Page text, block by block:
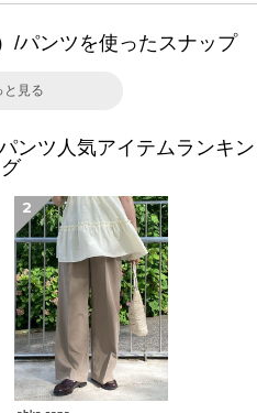
/パンツを使ったスナップ
と見る
ンツ人気アイテムランキン
グ
2